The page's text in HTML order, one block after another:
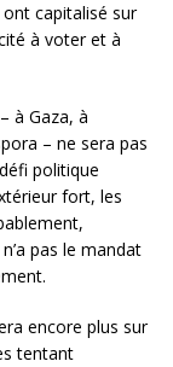
capitalisé sur
à voter et à
à Gaza, à
– ne sera pas
politique
fort, les
pas le mandat
encore plus sur
tentant